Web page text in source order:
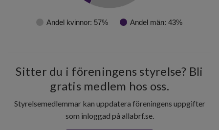
Andel kvinnor: 57% Andel män: 43%
Sitter du i föreningens styrelse? Bli
gratis medlem hos oss.
Styrelsemedlemmar kan uppdatera föreningens uppgifter
som inloggad på allabrf.se.